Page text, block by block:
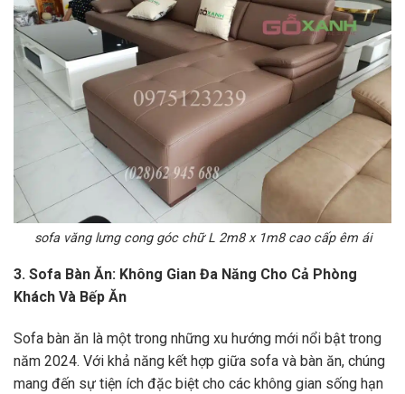
sofa văng lưng cong góc chữ L 2m8 x 1m8 cao cấp êm ái
3. Sofa Bàn Ăn: Không Gian Đa Năng Cho Cả Phòng
Khách Và Bếp Ăn
Sofa bàn ăn là một trong những xu hướng mới nổi bật trong
năm 2024. Với khả năng kết hợp giữa sofa và bàn ăn, chúng
mang đến sự tiện ích đặc biệt cho các không gian sống hạn